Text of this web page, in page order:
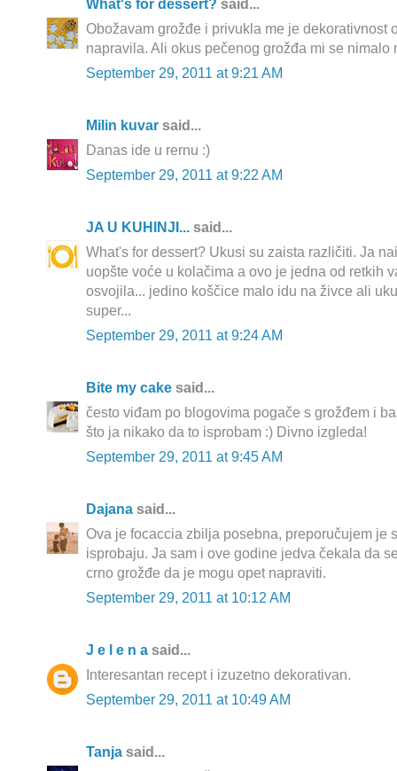
What's for dessert? said...
Obožavam grožđe i privukla me je dekorativnost
napravila. Ali okus pečenog grožđa mi se nimalo
September 29, 2011 at 9:21 AM
Milin kuvar said...
Danas ide u rernu :)
September 29, 2011 at 9:22 AM
JA U KUHINJI... said...
What's for dessert? Ukusi su zaista različiti. Ja
uopšte voće u kolačima a ovo je jedna od retkih
osvojila... jedino koščice malo idu na živce ali
super...
September 29, 2011 at 9:24 AM
Bite my cake said...
često viđam po blogovima pogače s grožđem i
što ja nikako da to isprobam :) Divno izgleda!
September 29, 2011 at 9:45 AM
Dajana said...
Ova je focaccia zbilja posebna, preporučujem je
isprobaju. Ja sam i ove godine jedva čekala da
crno grožđe da je mogu opet napraviti.
September 29, 2011 at 10:12 AM
J e l e n a said...
Interesantan recept i izuzetno dekorativan.
September 29, 2011 at 10:49 AM
Tanja said...